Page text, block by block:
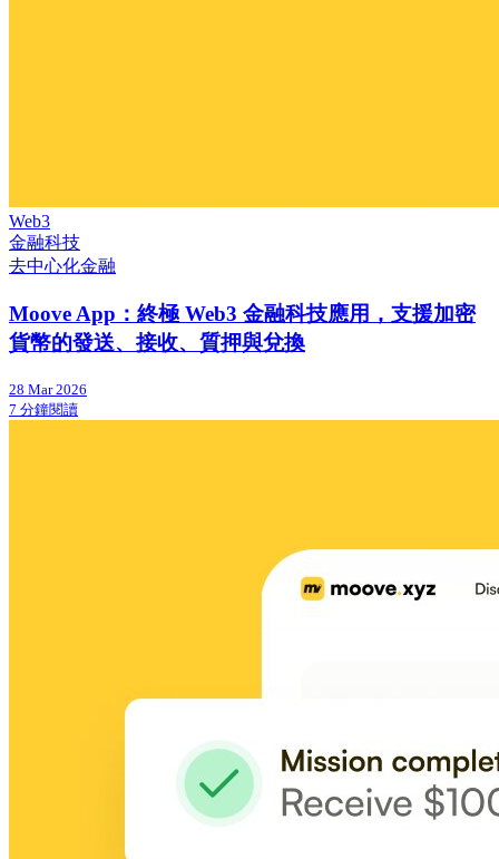
Web3
金融科技
去中心化金融
Moove App：終極 Web3 金融科技應用，支援加密
貨幣的發送、接收、質押與兌換
28 Mar 2026
7 分鐘閱讀